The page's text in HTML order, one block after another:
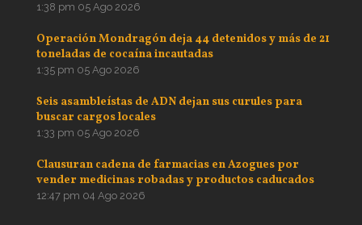
1:38 pm 05 Ago 2026
Operación Mondragón deja 44 detenidos y más de 21
toneladas de cocaína incautadas
1:35 pm 05 Ago 2026
Seis asambleístas de ADN dejan sus curules para
buscar cargos locales
1:33 pm 05 Ago 2026
Clausuran cadena de farmacias en Azogues por
vender medicinas robadas y productos caducados
12:47 pm 04 Ago 2026